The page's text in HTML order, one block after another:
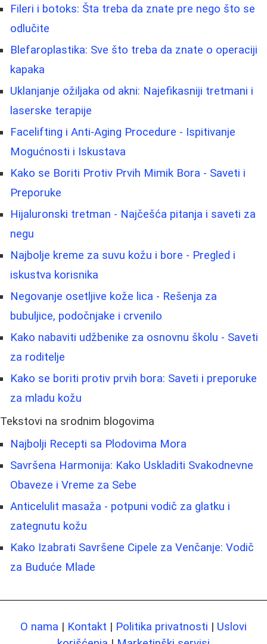
Fileri i botoks: Šta treba da znate pre nego što se
odlučite
Blefaroplastika: Sve što treba da znate o operaciji
kapaka
Uklanjanje ožiljaka od akni: Najefikasniji tretmani i
laserske terapije
Facelifting i Anti-Aging Procedure - Ispitivanje
Mogućnosti i Iskustava
Kako se Boriti Protiv Prvih Mimik Bora - Saveti i
Preporuke
Hijaluronski tretman - Najčešća pitanja i saveti za
negu
Najbolje kreme za suvu kožu i bore - Pregled i
iskustva korisnika
Negovanje osetljive kože lica - Rešenja za
bubuljice, podočnjake i crvenilo
Kako nabaviti udžbenike za osnovnu školu - Saveti
za roditelje
Kako se boriti protiv prvih bora: Saveti i preporuke
za mladu kožu
Tekstovi na srodnim blogovima
Najbolji Recepti sa Plodovima Mora
Savršena Harmonija: Kako Uskladiti Svakodnevne
Obaveze i Vreme za Sebe
Anticelulit masaža - potpuni vodič za glatku i
zategnutu kožu
Kako Izabrati Savršene Cipele za Venčanje: Vodič
za Buduće Mladе
O nama | Kontakt | Politika privatnosti | Uslovi